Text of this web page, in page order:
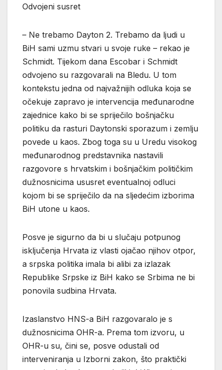
Odvojeni susret
– Ne trebamo Dayton 2. Trebamo da ljudi u
BiH sami uzmu stvari u svoje ruke – rekao je
Schmidt. Tijekom dana Escobar i Schmidt
odvojeno su razgovarali na Bledu. U tom
kontekstu jedna od najvažnijih odluka koja se
očekuje zapravo je intervencija međunarodne
zajednice kako bi se spriječilo bošnjačku
politiku da rasturi Daytonski sporazum i zemlju
povede u kaos. Zbog toga su u Uredu visokog
međunarodnog predstavnika nastavili
razgovore s hrvatskim i bošnjačkim političkim
dužnosnicima ususret eventualnoj odluci
kojom bi se spriječilo da na sljedećim izborima
BiH utone u kaos.
Posve je sigurno da bi u slučaju potpunog
isključenja Hrvata iz vlasti ojačao njihov otpor,
a srpska politika imala bi alibi za izlazak
Republike Srpske iz BiH kako se Srbima ne bi
ponovila sudbina Hrvata.
Izaslanstvo HNS-a BiH razgovaralo je s
dužnosnicima OHR-a. Prema tom izvoru, u
OHR-u su, čini se, posve odustali od
interveniranja u Izborni zakon, što praktički